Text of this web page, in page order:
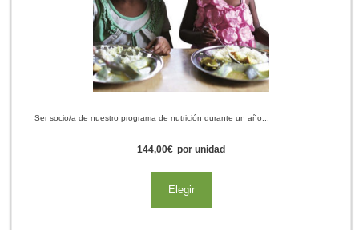
Ser socio/a de nuestro programa de nutrición durante un año...
144,00€ por unidad
Elegir